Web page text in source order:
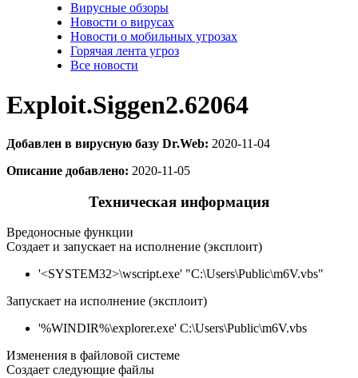
Вирусные обзоры
Новости о вирусах
Новости о мобильных угрозах
Горячая лента угроз
Все новости
Exploit.Siggen2.62064
Добавлен в вирусную базу Dr.Web: 2020-11-04
Описание добавлено: 2020-11-05
Техническая информация
Вредоносные функции
Создает и запускает на исполнение (эксплоит)
'<SYSTEM32>\wscript.exe' "C:\Users\Public\m6V.vbs"
Запускает на исполнение (эксплоит)
'%WINDIR%\explorer.exe' C:\Users\Public\m6V.vbs
Изменения в файловой системе
Создает следующие файлы